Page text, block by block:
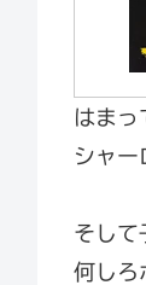
はまっ
シャー
そして
何しろ